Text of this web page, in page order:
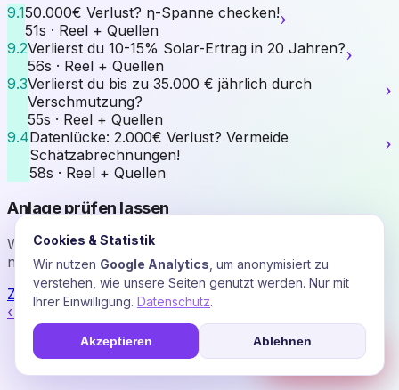
9.150.000€ Verlust? η-Spanne checken!
51s · Reel + Quellen
›
9.2Verlierst du 10-15% Solar-Ertrag in 20 Jahren?
56s · Reel + Quellen
›
9.3Verlierst du bis zu 35.000 € jährlich durch
Verschmutzung?
55s · Reel + Quellen
›
9.4Datenlücke: 2.000€ Verlust? Vermeide
Schätzabrechnungen!
58s · Reel + Quellen
›
Anlage prüfen lassen
Wir rechnen Ihre § 51-Verluste mit echten Marktdaten
nach.
Zum Stromfee Radar
‹ Akademie-Übersicht
Cookies & Statistik
Wir nutzen Google Analytics , um anonymisiert zu
verstehen, wie unsere Seiten genutzt werden. Nur mit
Ihrer Einwilligung. Datenschutz.
Akzeptieren Ablehnen
☎